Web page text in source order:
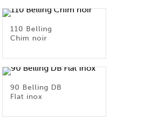
110 Belling
Chim noir
90 Belling DB
Flat inox